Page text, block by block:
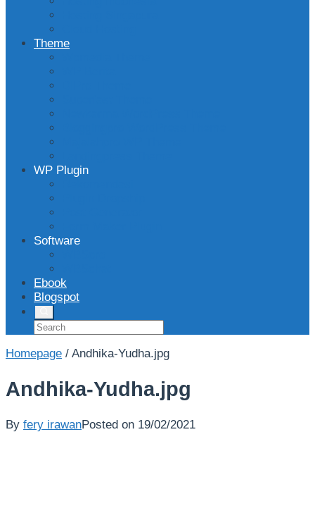
Theme
WP Plugin
Software
Ebook
Blogspot
Homepage / Andhika-Yudha.jpg
Andhika-Yudha.jpg
By fery irawanPosted on 19/02/2021